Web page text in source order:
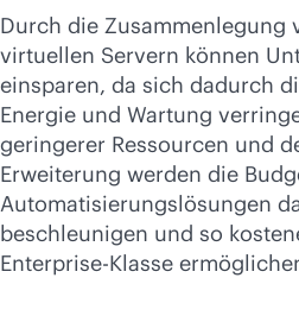
Durch die Zusammenlegung
virtuellen Servern können
einsparen, da sich dadurch
Energie und Wartung
geringerer Ressourcen und
Erweiterung werden die
Automatisierungslösungen
beschleunigen und so
Enterprise-Klasse